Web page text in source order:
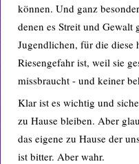
können. Und ganz
denen es Streit und
Jugendlichen, für die diese
Riesengefahr ist, weil sie
missbraucht - und keiner
Klar ist es wichtig und
zu Hause bleiben. Aber
das eigene zu Hause der
ist bitter. Aber wahr.